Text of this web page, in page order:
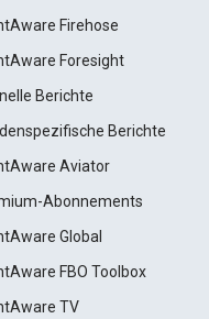
Firehose
Foresight
Berichte
Berichte
Aviator
Abonnements
Global
FBO Toolbox
TV